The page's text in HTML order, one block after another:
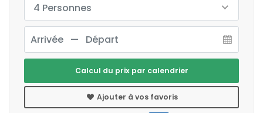
4 Personnes
Calcul du prix par calendrier
Ajouter à vos favoris